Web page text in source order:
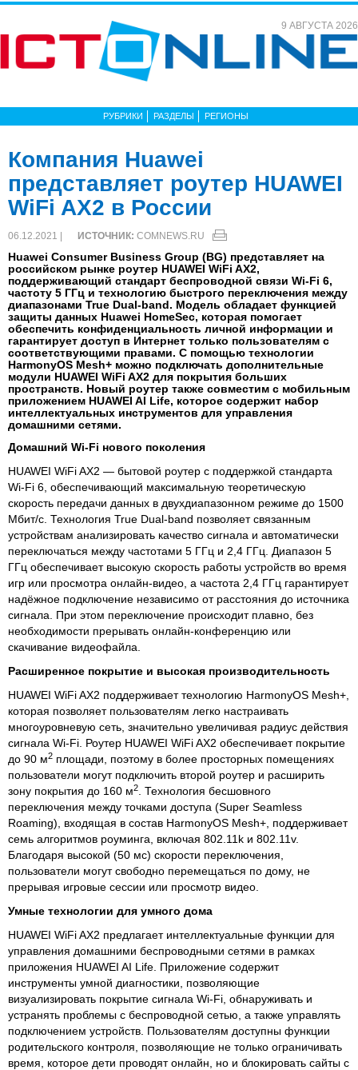
9 АВГУСТА 2026
РУБРИКИ РАЗДЕЛЫ РЕГИОНЫ
Компания Huawei
представляет роутер HUAWEI
WiFi AX2 в России
06.12.2021 | ИСТОЧНИК: COMNEWS.RU
Huawei Consumer Business Group (BG) представляет на
российском рынке роутер HUAWEI WiFi AX2,
поддерживающий стандарт беспроводной связи Wi-Fi 6,
частоту 5 ГГц и технологию быстрого переключения между
диапазонами True Dual-band. Модель обладает функцией
защиты данных Huawei HomeSec, которая помогает
обеспечить конфиденциальность личной информации и
гарантирует доступ в Интернет только пользователям с
соответствующими правами. С помощью технологии
HarmonyOS Mesh+ можно подключать дополнительные
модули HUAWEI WiFi AX2 для покрытия больших
пространств. Новый роутер также совместим с мобильным
приложением HUAWEI AI Life, которое содержит набор
интеллектуальных инструментов для управления
домашними сетями.
Домашний Wi-Fi нового поколения
HUAWEI WiFi AX2 — бытовой роутер с поддержкой стандарта
Wi-Fi 6, обеспечивающий максимальную теоретическую
скорость передачи данных в двухдиапазонном режиме до 1500
Мбит/с. Технология True Dual-band позволяет связанным
устройствам анализировать качество сигнала и автоматически
переключаться между частотами 5 ГГц и 2,4 ГГц. Диапазон 5
ГГц обеспечивает высокую скорость работы устройств во время
игр или просмотра онлайн-видео, а частота 2,4 ГГц гарантирует
надёжное подключение независимо от расстояния до источника
сигнала. При этом переключение происходит плавно, без
необходимости прерывать онлайн-конференцию или
скачивание видеофайла.
Расширенное покрытие и высокая производительность
HUAWEI WiFi AX2 поддерживает технологию HarmonyOS Mesh+,
которая позволяет пользователям легко настраивать
многоуровневую сеть, значительно увеличивая радиус действия
сигнала Wi-Fi. Роутер HUAWEI WiFi AX2 обеспечивает покрытие
до 90 м2 площади, поэтому в более просторных помещениях
пользователи могут подключить второй роутер и расширить
зону покрытия до 160 м2
. Технология бесшовного
переключения между точками доступа (Super Seamless
Roaming), входящая в состав HarmonyOS Mesh+, поддерживает
семь алгоритмов роуминга, включая 802.11k и 802.11v.
Благодаря высокой (50 мс) скорости переключения,
пользователи могут свободно перемещаться по дому, не
прерывая игровые сессии или просмотр видео.
Умные технологии для умного дома
HUAWEI WiFi AX2 предлагает интеллектуальные функции для
управления домашними беспроводными сетями в рамках
приложения HUAWEI AI Life. Приложение содержит
инструменты умной диагностики, позволяющие
визуализировать покрытие сигнала Wi-Fi, обнаруживать и
устранять проблемы с беспроводной сетью, а также управлять
подключением устройств. Пользователям доступны функции
родительского контроля, позволяющие не только ограничивать
время, которое дети проводят онлайн, но и блокировать сайты с